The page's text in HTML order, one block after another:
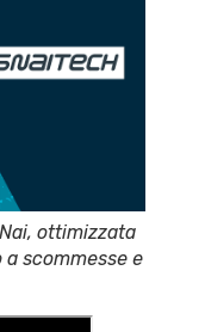
ottimizzata
scommesse e